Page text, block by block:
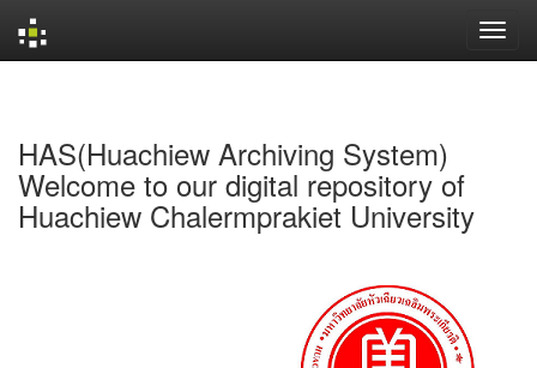
HAS(Huachiew Archiving System)
Welcome to our digital repository of
Huachiew Chalermprakiet University